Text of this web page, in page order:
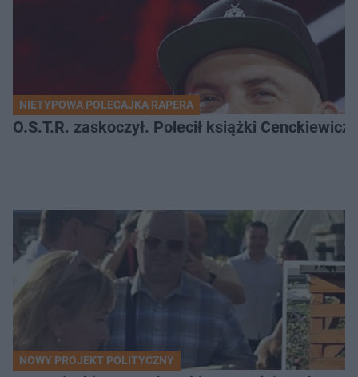
NIETYPOWA POLECAJKA RAPERA
O.S.T.R. zaskoczył. Polecił książki
NOWY PROJEKT POLITYCZNY